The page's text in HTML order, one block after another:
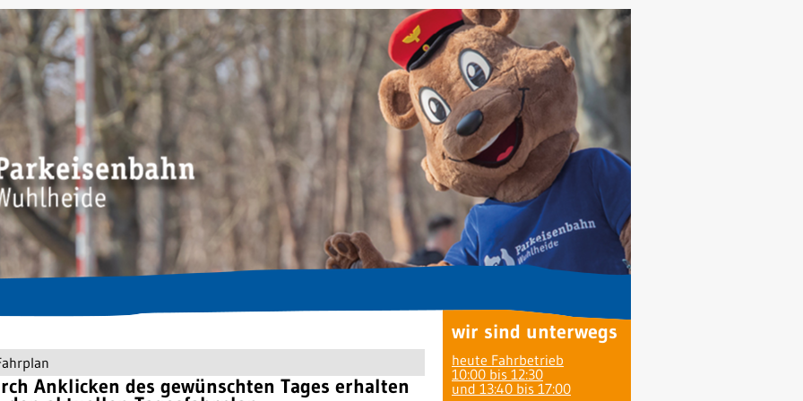
Anklicken des gewünschten Tages erhalten
wir sind unterwegs
heute Fahrbetrieb
10:00 bis 12:30
und 13:40 bis 17:00